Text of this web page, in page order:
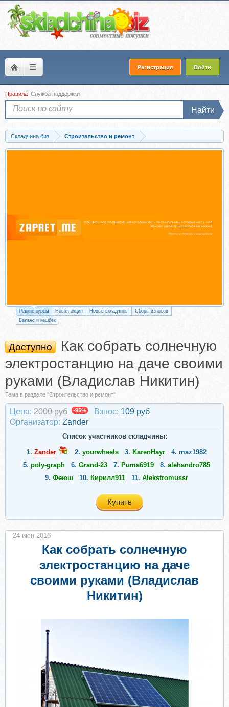
☰ Регистрация Войти
Правила Служба поддержки
Найти
Складчина биз
Строительство и ремонт
Скачать Как собрать солнечную электростанцию на даче своими руками...
Редкие курсы Новая акция Новые складчины
Сборы взносов
Баланс и кешбек
Доступно
Как собрать солнечную
электростанцию на даче своими
руками (Владислав Никитин)
Тема в разделе "Строительство и ремонт"
Цена: 2000 руб -95% Взнос: 109 руб
Организатор: Zander
Список участников складчины:
1. Zander 2. yourwheels 3. KarenHayr 4. maz1982
5. poly-graph 6. Grand-23 7. Puma6919 8. alehandro785
9. Феюш 10. Кирилл911 11. Aleksfromussr
Купить
Как собрать солнечную
электростанцию на даче
своими руками (Владислав
Никитин)
24 июн 2016